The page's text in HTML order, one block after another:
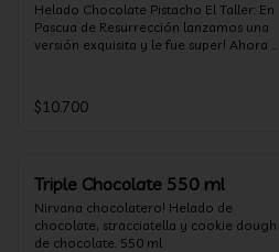
Helado Chocolate Pistacho El Taller: En
Pascua de Resurrección lanzamos una
versión exquisita y le fue super! Ahora
calidad, al centro una bomba de
chocolate blanco relleno de crema de
$10.700
Triple Chocolate 550 ml
Nirvana chocolatero! Helado de
chocolate, stracciatella y cookie dough
de chocolate. 550 ml